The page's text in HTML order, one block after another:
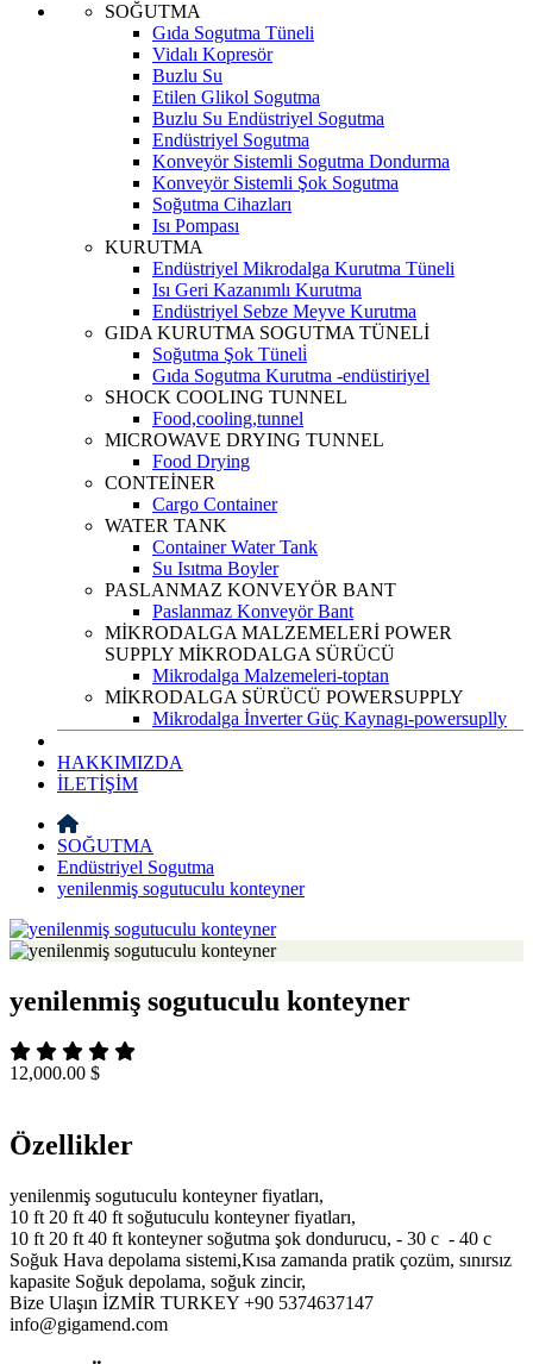
SOĞUTMA
Gıda Sogutma Tüneli
Vidalı Kopresör
Buzlu Su
Etilen Glikol Sogutma
Buzlu Su Endüstriyel Sogutma
Endüstriyel Sogutma
Konveyör Sistemli Sogutma Dondurma
Konveyör Sistemli Şok Sogutma
Soğutma Cihazları
Isı Pompası
KURUTMA
Endüstriyel Mikrodalga Kurutma Tüneli
Isı Geri Kazanımlı Kurutma
Endüstriyel Sebze Meyve Kurutma
GIDA KURUTMA SOGUTMA TÜNELİ
Soğutma Şok Tüneli̇
Gıda Sogutma Kurutma -endüstiriyel
SHOCK COOLING TUNNEL
Food,cooling,tunnel
MICROWAVE DRYING TUNNEL
Food Drying
CONTEİNER
Cargo Container
WATER TANK
Container Water Tank
Su Isıtma Boyler
PASLANMAZ KONVEYÖR BANT
Paslanmaz Konveyör Bant
MİKRODALGA MALZEMELERİ POWER
SUPPLY MİKRODALGA SÜRÜCÜ
Mikrodalga Malzemeleri-toptan
MİKRODALGA SÜRÜCÜ POWERSUPPLY
Mikrodalga İnverter Güç Kaynagı-powersuplly
HAKKIMIZDA
İLETİŞİM
SOĞUTMA
Endüstriyel Sogutma
yenilenmiş sogutuculu konteyner
yenilenmiş sogutuculu konteyner
12,000.00 $
Özellikler
yenilenmiş sogutuculu konteyner fiyatları,
10 ft 20 ft 40 ft soğutuculu konteyner fiyatları,
10 ft 20 ft 40 ft konteyner soğutma şok dondurucu, - 30 c - 40 c
Soğuk Hava depolama sistemi,Kısa zamanda pratik çozüm, sınırsız
kapasite Soğuk depolama, soğuk zincir,
Bize Ulaşın İZMİR TURKEY +90 5374637147
info@gigamend.com